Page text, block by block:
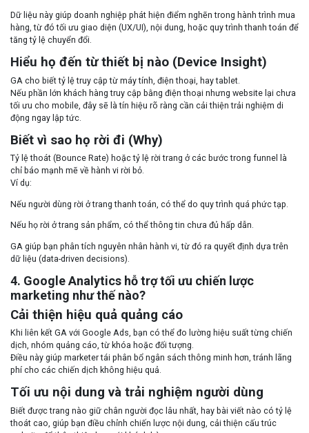
Dữ liệu này giúp doanh nghiệp phát hiện điểm nghẽn trong hành trình mua
hàng, từ đó tối ưu giao diện (UX/UI), nội dung, hoặc quy trình thanh toán để
tăng tỷ lệ chuyển đổi.
Hiểu họ đến từ thiết bị nào (Device Insight)
GA cho biết tỷ lệ truy cập từ máy tính, điện thoại, hay tablet.
Nếu phần lớn khách hàng truy cập bằng điện thoại nhưng website lại chưa
tối ưu cho mobile, đây sẽ là tín hiệu rõ ràng cần cải thiện trải nghiệm di
động ngay lập tức.
Biết vì sao họ rời đi (Why)
Tỷ lệ thoát (Bounce Rate) hoặc tỷ lệ rời trang ở các bước trong funnel là
chỉ báo mạnh mẽ về hành vi rời bỏ.
Ví dụ:
Nếu người dùng rời ở trang thanh toán, có thể do quy trình quá phức tạp.
Nếu họ rời ở trang sản phẩm, có thể thông tin chưa đủ hấp dẫn.
GA giúp bạn phân tích nguyên nhân hành vi, từ đó ra quyết định dựa trên
dữ liệu (data-driven decisions).
4. Google Analytics hỗ trợ tối ưu chiến lược
marketing như thế nào?
Cải thiện hiệu quả quảng cáo
Khi liên kết GA với Google Ads, bạn có thể đo lường hiệu suất từng chiến
dịch, nhóm quảng cáo, từ khóa hoặc đối tượng.
Điều này giúp marketer tái phân bổ ngân sách thông minh hơn, tránh lãng
phí cho các chiến dịch không hiệu quả.
Tối ưu nội dung và trải nghiệm người dùng
Biết được trang nào giữ chân người đọc lâu nhất, hay bài viết nào có tỷ lệ
thoát cao, giúp bạn điều chỉnh chiến lược nội dung, cải thiện cấu trúc